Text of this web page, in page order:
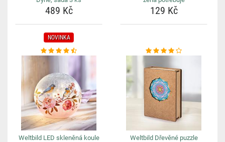
489 Kč 129 Kč
NOVINKA
Weltbild LED skleněná koule
Weltbild Dřevěné puzzle